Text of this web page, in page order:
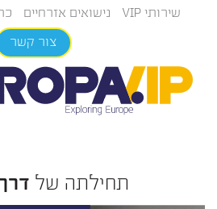
שירותי VIP נישואים אזרחיים
צור קשר
תחילתה של